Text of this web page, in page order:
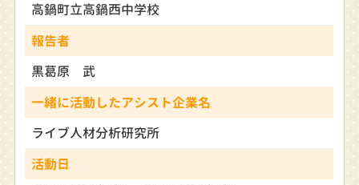
高鍋町立高鍋西中学校
報告者
黒葛原 武
一緒に活動したアシスト企業名
ライブ人材分析研究所
活動日